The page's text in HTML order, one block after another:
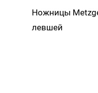
Ножницы
левшей